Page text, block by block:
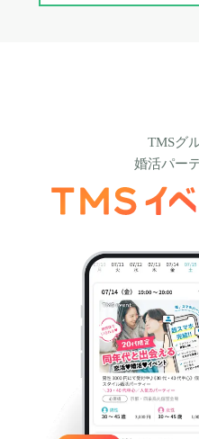
TMSグ
婚活パー